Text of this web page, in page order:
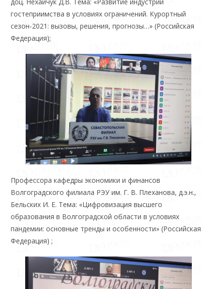
доц. Нехайчук Д.В. Тема: «Развитие индустрии
гостеприимства в условиях ограничений. Курортный
сезон-2021: вызовы, решения, прогнозы…» (Российская
Федерация);
Профессора кафедры экономики и финансов
Волгоградского филиала РЭУ им. Г. В. Плеханова, д.э.н.,
Бельских И. Е. Тема: «Цифровизация высшего
образования в Волгоградской области в условиях
пандемии: основные тренды и особенности» (Российская
Федерация) ;